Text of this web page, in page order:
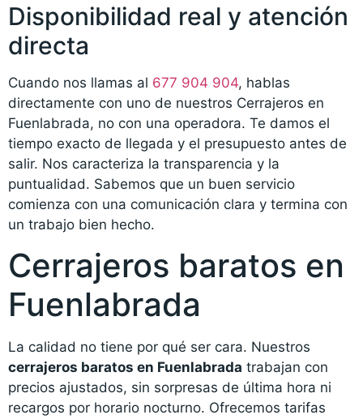
Disponibilidad real y atención
directa
Cuando nos llamas al 677 904 904, hablas
directamente con uno de nuestros Cerrajeros en
Fuenlabrada, no con una operadora. Te damos el
tiempo exacto de llegada y el presupuesto antes de
salir. Nos caracteriza la transparencia y la
puntualidad. Sabemos que un buen servicio
comienza con una comunicación clara y termina con
un trabajo bien hecho.
Cerrajeros baratos en
Fuenlabrada
La calidad no tiene por qué ser cara. Nuestros
cerrajeros baratos en Fuenlabrada trabajan con
precios ajustados, sin sorpresas de última hora ni
recargos por horario nocturno. Ofrecemos tarifas